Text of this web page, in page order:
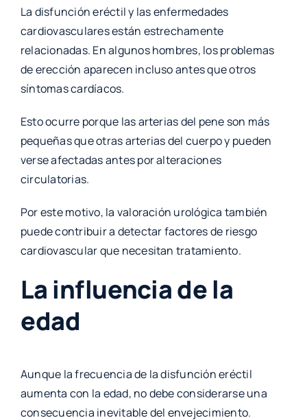
La disfunción eréctil y las enfermedades
cardiovasculares están estrechamente
relacionadas. En algunos hombres, los problemas
de erección aparecen incluso antes que otros
síntomas cardíacos.
Esto ocurre porque las arterias del pene son más
pequeñas que otras arterias del cuerpo y pueden
verse afectadas antes por alteraciones
circulatorias.
Por este motivo, la valoración urológica también
puede contribuir a detectar factores de riesgo
cardiovascular que necesitan tratamiento.
La influencia de la
edad
Aunque la frecuencia de la disfunción eréctil
aumenta con la edad, no debe considerarse una
consecuencia inevitable del envejecimiento.